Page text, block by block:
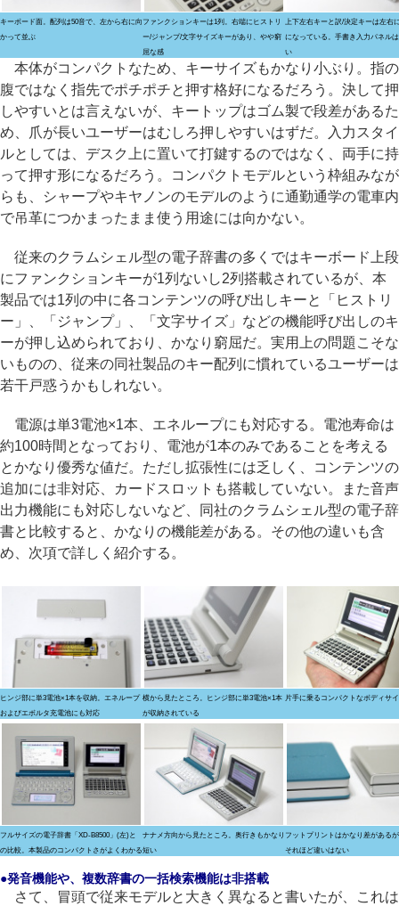
キーボード面。配列は50音で、左から右に向
かって並ぶ
ファンクションキーは1列。右端にヒストリ
ー/ジャンプ/文字サイズキーがあり、やや窮
屈な感
上下左右キーと訳/決定キーは左右
になっている。手書き入力パネル
い
本体がコンパクトなため、キーサイズもかなり小ぶり。指の
腹ではなく指先でポチポチと押す格好になるだろう。決して押
しやすいとは言えないが、キートップはゴム製で段差があるた
め、爪が長いユーザーはむしろ押しやすいはずだ。入力スタイ
ルとしては、デスク上に置いて打鍵するのではなく、両手に持
って押す形になるだろう。コンパクトモデルという枠組みなが
らも、シャープやキヤノンのモデルのように通勤通学の電車内
で吊革につかまったまま使う用途には向かない。
従来のクラムシェル型の電子辞書の多くではキーボード上段
にファンクションキーが1列ないし2列搭載されているが、本
製品では1列の中に各コンテンツの呼び出しキーと「ヒストリ
ー」、「ジャンプ」、「文字サイズ」などの機能呼び出しのキ
ーが押し込められており、かなり窮屈だ。実用上の問題こそな
いものの、従来の同社製品のキー配列に慣れているユーザーは
若干戸惑うかもしれない。
電源は単3電池×1本、エネループにも対応する。電池寿命は
約100時間となっており、電池が1本のみであることを考える
とかなり優秀な値だ。ただし拡張性には乏しく、コンテンツの
追加には非対応、カードスロットも搭載していない。また音声
出力機能にも対応しないなど、同社のクラムシェル型の電子辞
書と比較すると、かなりの機能差がある。その他の違いも含
め、次項で詳しく紹介する。
ヒンジ部に単3電池×1本を収納。エネループ
およびエボルタ充電池にも対応
横から見たところ。ヒンジ部に単3電池×1本
が収納されている
片手に乗るコンパクトなボディサ
フルサイズの電子辞書「XD-B8500」(左)と
の比較。本製品のコンパクトさがよくわかる
ナナメ方向から見たところ。奥行きもかなり
短い
フットプリントはかなり差がある
それほど違いはない
●発音機能や、複数辞書の一括検索機能は非搭載
さて、冒頭で従来モデルと大きく異なると書いたが、これは